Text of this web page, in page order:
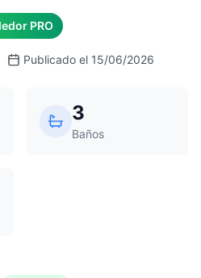
PRO
Publicado el 15/06/2026
3
Baños